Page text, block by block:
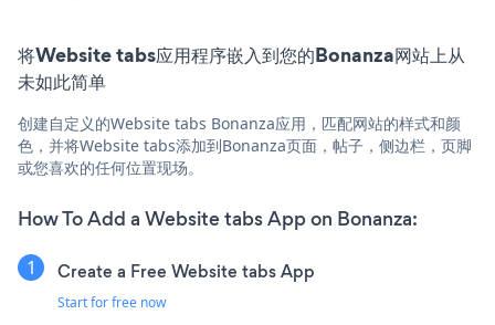
将Website tabs应用程序嵌入到您的Bonanza网站上从
未如此简单
创建自定义的Website tabs Bonanza应用，匹配网站的样式和颜
色，并将Website tabs添加到Bonanza页面，帖子，侧边栏，页脚
或您喜欢的任何位置现场。
How To Add a Website tabs App on Bonanza:
Create a Free Website tabs App
Start for free now